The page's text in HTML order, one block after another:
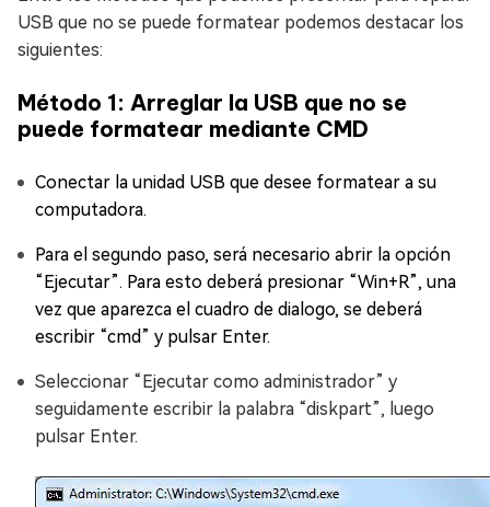
USB que no se puede formatear podemos destacar los
siguientes:
Método 1: Arreglar la USB que no se
puede formatear mediante CMD
Conectar la unidad USB que desee formatear a su
computadora.
Para el segundo paso, será necesario abrir la opción
“Ejecutar”. Para esto deberá presionar “Win+R”, una
vez que aparezca el cuadro de dialogo, se deberá
escribir “cmd” y pulsar Enter.
Seleccionar “Ejecutar como administrador” y
seguidamente escribir la palabra “diskpart”, luego
pulsar Enter.